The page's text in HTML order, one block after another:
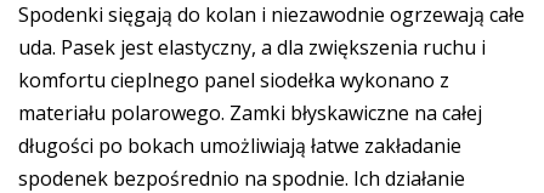
Spodenki sięgają do kolan i niezawodnie ogrzewają całe
uda. Pasek jest elastyczny, a dla zwiększenia ruchu i
komfortu cieplnego panel siodełka wykonano z
materiału polarowego. Zamki błyskawiczne na całej
długości po bokach umożliwiają łatwe zakładanie
spodenek bezpośrednio na spodnie. Ich działanie